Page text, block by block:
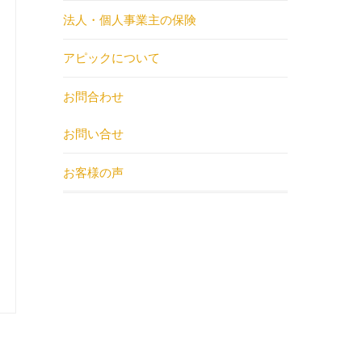
法人・個人事業主の保険
アピックについて
お問合わせ
お問い合せ
お客様の声